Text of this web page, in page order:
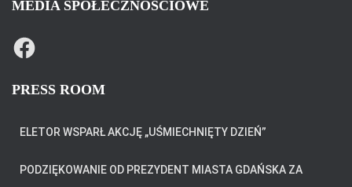
MEDIA SPOŁECZNOŚCIOWE
F
A
B
O
PRESS ROOM
ELETOR WSPARŁ AKCJĘ „UŚMIECHNIĘTY DZIEŃ”
PODZIĘKOWANIE OD PREZYDENT MIASTA GDAŃSKA ZA